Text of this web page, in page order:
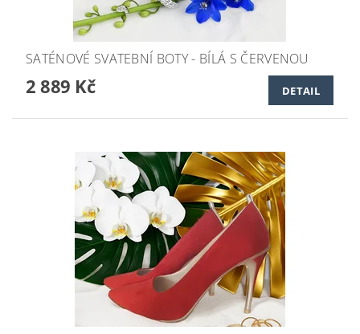
SATÉNOVÉ SVATEBNÍ BOTY - BÍLÁ S ČERVENOU
2 889 Kč DETAIL